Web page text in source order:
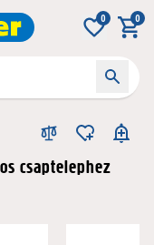
0 0
csaptelephez